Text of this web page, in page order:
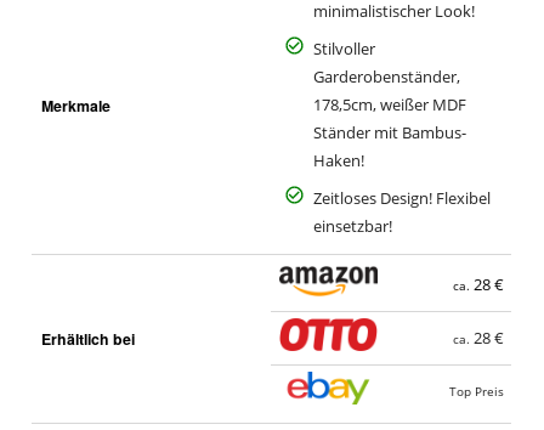
Merkmale
minimalistischer Look!
Stilvoller
Garderobenständer,
178,5cm, weißer MDF
Ständer mit Bambus-
Haken!
Zeitloses Design! Flexibel
einsetzbar!
Erhältlich bei
ca. 28 €
ca. 28 €
Top Preis